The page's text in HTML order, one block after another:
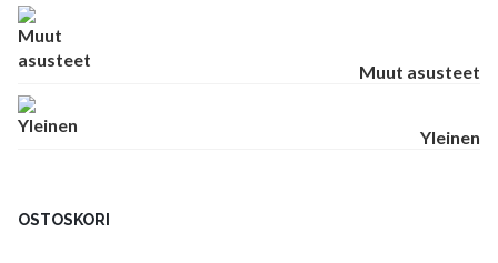
Muut asusteet
Yleinen
OSTOSKORI